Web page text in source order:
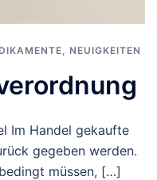
NEUIGKEITEN
Im Handel gekaufte
gegeben werden.
müssen, […]